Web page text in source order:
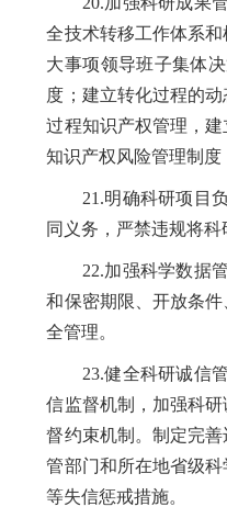
全技术转移工作体系
大事项领导班子集体
度；建立转化过程的
过程知识产权管理，
知识产权风险管理制度
21.明确科研项目负
同义务，严禁违规将
22.加强科学数据管
和保密期限、开放条
全管理。
23.健全科研诚信管
信监督机制，加强科
督约束机制。制定完
管部门和所在地省级
等失信惩戒措施。